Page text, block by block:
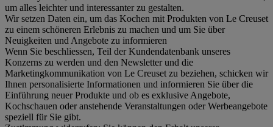
um alles leichter und interessanter zu gestalten.
Wir setzen Daten ein, um das Kochen mit Produkten von Le Creuset
zu einem schöneren Erlebnis zu machen und um Sie über
Neuigkeiten und Angebote zu informieren
Wenn Sie beschliessen, Teil der Kundendatenbank unseres
Konzerns zu werden und den Newsletter und die
Marketingkommunikation von Le Creuset zu beziehen, schicken wir
Ihnen personalisierte Informationen und informieren Sie über die
Einführung neuer Produkte und ob es exklusive Angebote,
Kochschauen oder anstehende Veranstaltungen oder Werbeangebote
speziell für Sie gibt.